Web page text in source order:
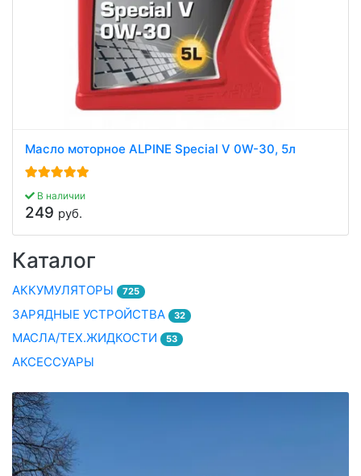
Масло моторное ALPINE Special V 0W-30, 5л
В наличии
249 руб.
Каталог
АККУМУЛЯТОРЫ 725
ЗАРЯДНЫЕ УСТРОЙСТВА 32
МАСЛА/ТЕХ.ЖИДКОСТИ 53
АКСЕССУАРЫ